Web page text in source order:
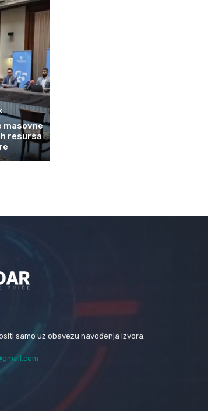
masovne
resursa
samo uz obavezu navođenja izvora.